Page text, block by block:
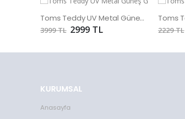
Toms Teddy UV Metal Güneş Gözlüğü
3999 TL 2999 TL 2229 TL
KURUMSAL
Anasayfa